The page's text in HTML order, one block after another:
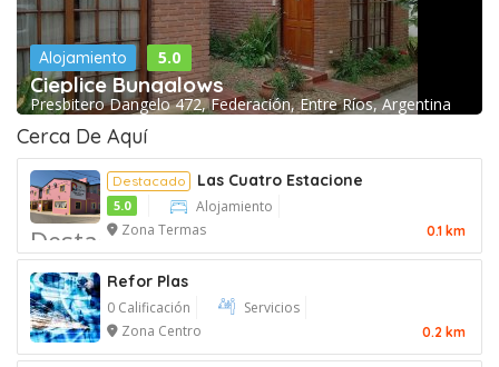
Alojamiento 5.0
Cieplice Bungalows
Presbitero Dangelo 472, Federación, Entre Ríos, Argentina
Cerca De Aquí
Destacado
Destacado Las Cuatro Estacione
5.0
Alojamiento
Zona Termas
0.1 km
Refor Plas
0 Calificación
Servicios
Zona Centro
0.2 km